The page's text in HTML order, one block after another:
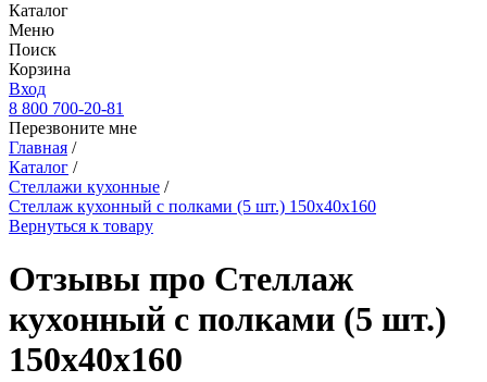
Каталог
Меню
Поиск
Корзина
Вход
8 800 700-20-81
Перезвоните мне
Главная /
Каталог /
Стеллажи кухонные /
Стеллаж кухонный с полками (5 шт.) 150х40х160
Вернуться к товару
Отзывы про Стеллаж
кухонный с полками (5 шт.)
150х40х160